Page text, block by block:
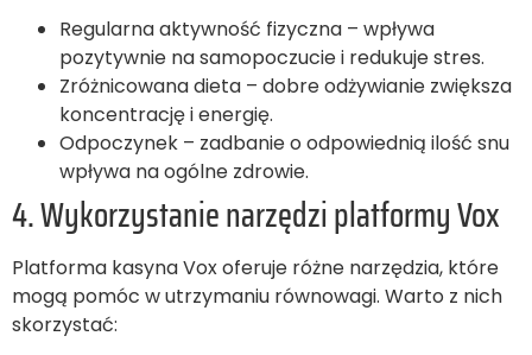
Regularna aktywność fizyczna – wpływa
pozytywnie na samopoczucie i redukuje stres.
Zróżnicowana dieta – dobre odżywianie zwiększa
koncentrację i energię.
Odpoczynek – zadbanie o odpowiednią ilość snu
wpływa na ogólne zdrowie.
4. Wykorzystanie narzędzi platformy Vox
Platforma kasyna Vox oferuje różne narzędzia, które
mogą pomóc w utrzymaniu równowagi. Warto z nich
skorzystać: